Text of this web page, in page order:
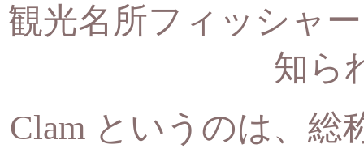
観光名所フィッシャ
知ら
Clam というのは、総